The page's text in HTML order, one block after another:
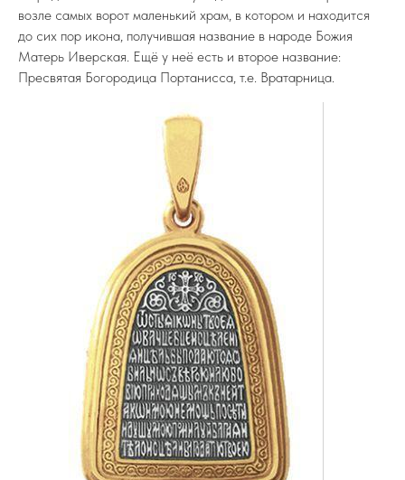
возле самых ворот маленький храм, в котором и находится
до сих пор икона, получившая название в народе Божия
Матерь Иверская. Ещё у неё есть и второе название:
Пресвятая Богородица Портанисса, т.е. Вратарница.